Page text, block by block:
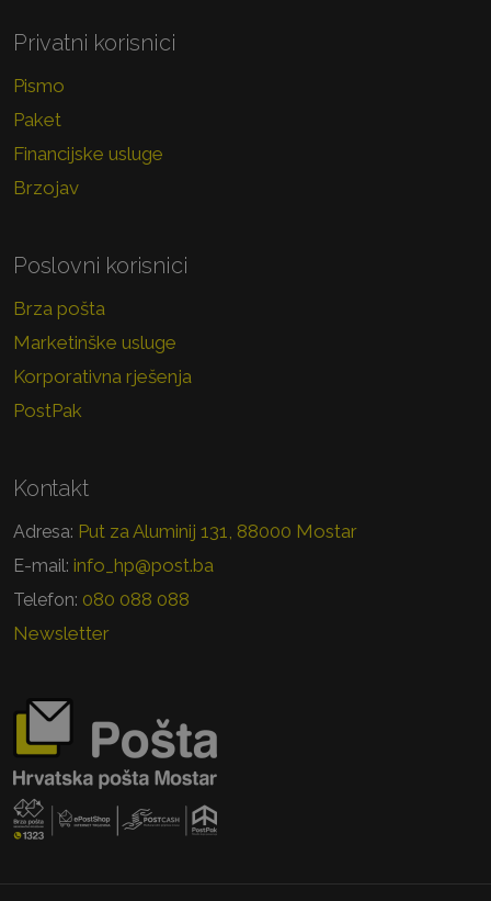
Privatni korisnici
Pismo
Paket
Financijske usluge
Brzojav
Poslovni korisnici
Brza pošta
Marketinške usluge
Korporativna rješenja
PostPak
Kontakt
Adresa: Put za Aluminij 131, 88000 Mostar
E-mail: info_hp@post.ba
Telefon: 080 088 088
Newsletter